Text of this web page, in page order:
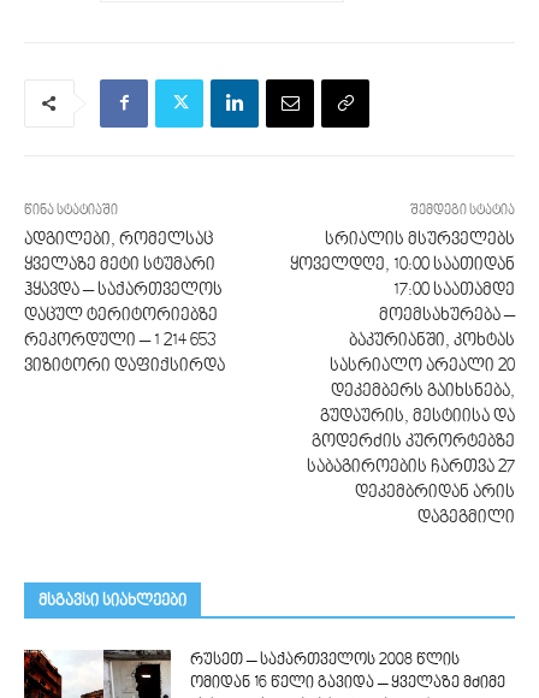
წინა სტატიაში
ადგილები, რომელსაც
ყველაზე მეტი სტუმარი
ჰყავდა – საქართველოს
დაცულ ტერიტორიებზე
რეკორდული – 1 214 653
ვიზიტორი დაფიქსირდა
შემდეგი სტატია
სრიალის მსურველებს
ყოველდღე, 10:00 საათიდან
17:00 საათამდე
მოემსახურება –
ბაკურიანში, კოხტას
სასრიალო არეალი 20
დეკემბერს გაიხსნება,
გუდაურის, მესტიისა და
გოდერძის კურორტებზე
საბაგიროების ჩართვა 27
დეკემბრიდან არის
დაგეგმილი
მსგავსი სიახლეები
რუსეთ – საქართველოს 2008 წლის
ომიდან 16 წელი გავიდა – ყველაზე მძიმე